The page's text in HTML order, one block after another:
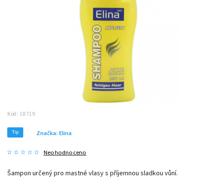
Kód: 18719
Tip
Neohodnoceno
Značka: Elina
Šampon určený pro mastné vlasy s příjemnou sladkou vůní.